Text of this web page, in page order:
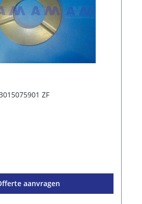
ZF
aanvragen